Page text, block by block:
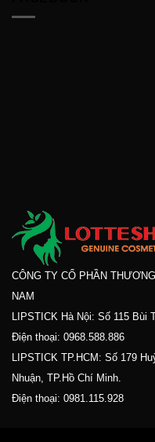
CÔNG TY CỔ PHẦN
NAM
LIPSTICK Hà Nội: Số 115 Bùi
Điện thoại: 0968.588.886
LIPSTICK TP.HCM: Số 179
Nhuận, TP.Hồ Chí Minh.
Điện thoại: 0981.115.928